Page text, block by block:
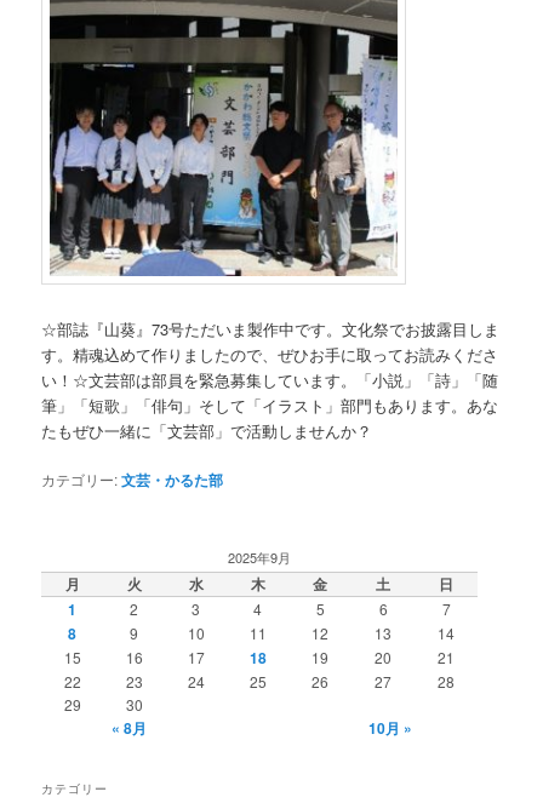
☆部誌『山葵』73号ただいま製作中です。文化祭でお披露目しま
す。精魂込めて作りましたので、ぜひお手に取ってお読みくださ
い！☆文芸部は部員を緊急募集しています。「小説」「詩」「随
筆」「短歌」「俳句」そして「イラスト」部門もあります。あな
たもぜひ一緒に「文芸部」で活動しませんか？
カテゴリー:文芸・かるた部
2025年9月
月 火 水 木 金 土
日
1
2 3 4 5 6 7
8 9 10 11 12 13
14
15
16 17 18 19 20
21
22
23 24 25 26 27
28
29
30
« 8月 10月 »
カテゴリー